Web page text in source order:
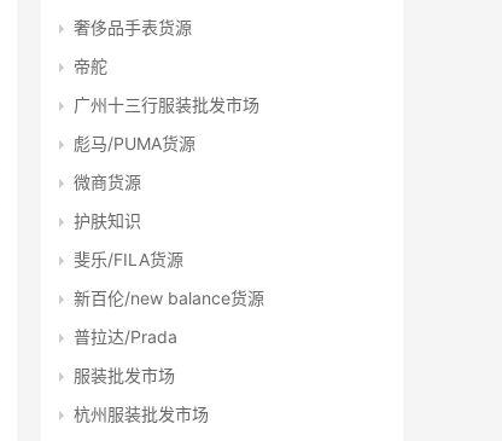
奢侈品手表货源
帝舵
广州十三行服装批发市场
彪马/PUMA货源
微商货源
护肤知识
斐乐/FILA货源
新百伦/new balance货源
普拉达/Prada
服装批发市场
杭州服装批发市场